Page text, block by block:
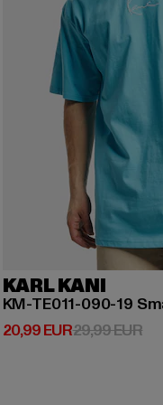
KARL KANI
20,99 EUR
Derzeitiger Preis: 20,99
29,99 EUR